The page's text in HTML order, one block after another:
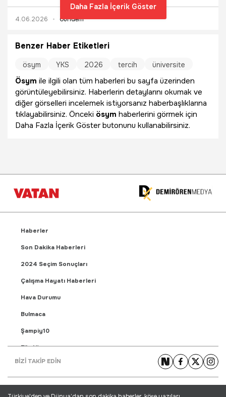
4.06.2026 Gündem
Daha Fazla İçerik Göster
Benzer Haber Etiketleri
ösym YKS 2026 tercih üniversite
Ösym ile ilgili olan tüm haberleri bu sayfa üzerinden
görüntüleyebilirsiniz. Haberlerin detaylarını okumak ve
diğer görselleri incelemek istiyorsanız haberbaşlıklarına
tıklayabilirsiniz. Önceki ösym haberlerini görmek için
Daha Fazla İçerik Göster butonunu kullanabilirsiniz.
Haberler
Son Dakika Haberleri
2024 Seçim Sonuçları
Çalışma Hayatı Haberleri
Hava Durumu
Bulmaca
Şampiy10
Fikstür
Puan Durumu
BİZİ TAKİP EDİN